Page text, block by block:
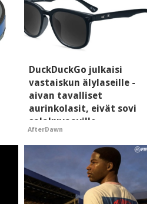
DuckDuckGo julkaisi
vastaiskun älylaseille -
aivan tavalliset
aurinkolasit, eivät sovi
salakuvaaville
hyypiöille
AfterDawn